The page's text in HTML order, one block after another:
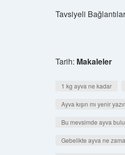
Tavsiyeli
Tarih: Makaleler
1 kg ayva ne kadar
Ayva kışın mı yenir
Bu mevsimde ayva
Gebelikte ayva ne